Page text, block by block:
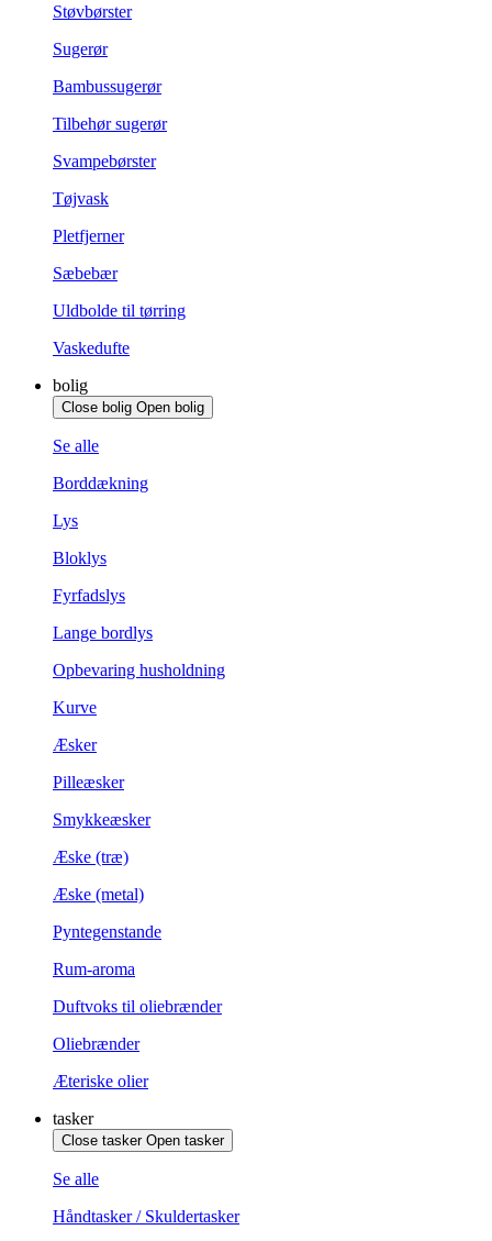
Støvbørster
Sugerør
Bambussugerør
Tilbehør sugerør
Svampebørster
Tøjvask
Pletfjerner
Sæbebær
Uldbolde til tørring
Vaskedufte
bolig
Close bolig Open bolig
Se alle
Borddækning
Lys
Bloklys
Fyrfadslys
Lange bordlys
Opbevaring husholdning
Kurve
Æsker
Pilleæsker
Smykkeæsker
Æske (træ)
Æske (metal)
Pyntegenstande
Rum-aroma
Duftvoks til oliebrænder
Oliebrænder
Æteriske olier
tasker
Close tasker Open tasker
Se alle
Håndtasker / Skuldertasker